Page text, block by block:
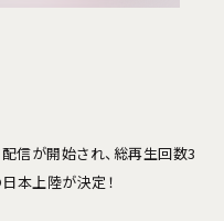
信が開始され、総再生回数3
本上陸が決定！